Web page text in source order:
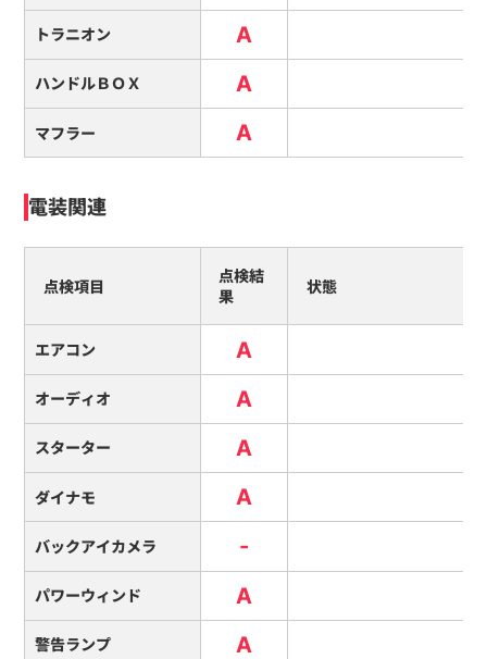
トラニオン A
ハンドルＢＯＸ A
マフラー A
電装関連
点検項目
点検結
果
状態
エアコン A
オーディオ A
スターター A
ダイナモ A
バックアイカメラ -
パワーウィンド A
警告ランプ A